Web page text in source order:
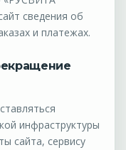
сведения об
и платежах.
инфраструктуры
сайта, сервису